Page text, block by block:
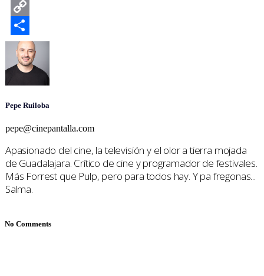
Messenger
Copy
Link
Compartir
Pepe Ruiloba
pepe@cinepantalla.com
Apasionado del cine, la televisión y el olor a tierra mojada
de Guadalajara. Crítico de cine y programador de festivales.
Más Forrest que Pulp, pero para todos hay. Y pa fregonas...
Salma.
No Comments